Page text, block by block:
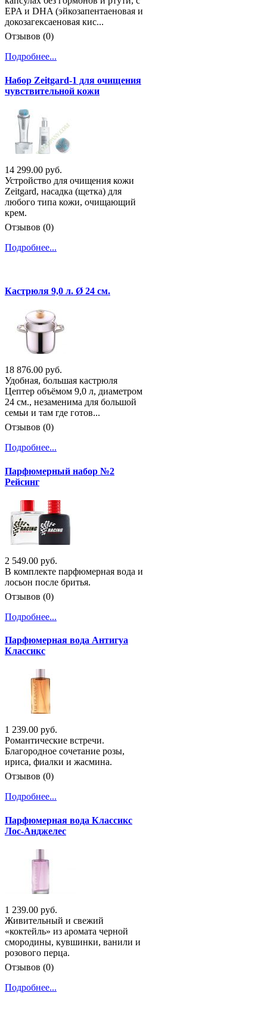
EPA и DHA (эйкозапентаеновая и
докозагексаеновая кис...
Отзывов (0)
Подробнее...
Набор Zeitgard-1 для очищения
чувствительной кожи
14 299.00 руб.
Устройство для очищения кожи
Zeitgard, насадка (щетка) для
любого типа кожи, очищающий
крем.
Отзывов (0)
Подробнее...
Кастрюля 9,0 л. Ø 24 см.
18 876.00 руб.
Удобная, большая кастрюля
Цептер объёмом 9,0 л, диаметром
24 см., незаменима для большой
семьи и там где готов...
Отзывов (0)
Подробнее...
Парфюмерный набор №2
Рейсинг
2 549.00 руб.
В комплекте парфюмерная вода и
лосьон после бритья.
Отзывов (0)
Подробнее...
Парфюмерная вода Антигуа
Классикс
1 239.00 руб.
Романтические встречи.
Благородное сочетание розы,
ириса, фиалки и жасмина.
Отзывов (0)
Подробнее...
Парфюмерная вода Классикс
Лос-Анджелес
1 239.00 руб.
Живительный и свежий
«коктейль» из аромата черной
смородины, кувшинки, ванили и
розового перца.
Отзывов (0)
Подробнее...